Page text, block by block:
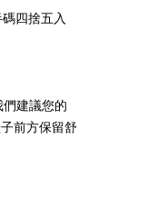
四捨五入
建議您的
前方保留舒